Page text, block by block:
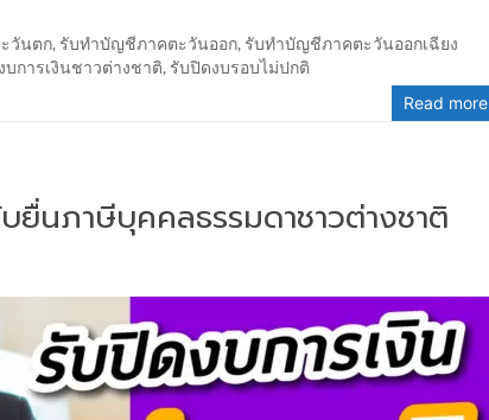
วันตก, รับทำบัญชีภาคตะวันออก, รับทำบัญชีภาคตะวันออกเฉียง
บการเงินชาวต่างชาติ, รับปิดงบรอบไม่ปกติ
Read more
ยื่นภาษีบุคคลธรรมดาชาวต่างชาติ